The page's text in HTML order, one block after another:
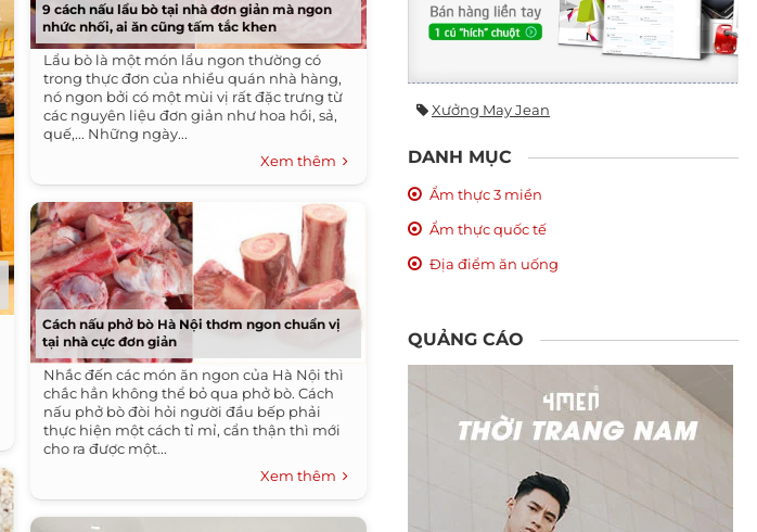
9 cách nấu lẩu bò tại nhà đơn giản mà ngon
nhức nhối, ai ăn cũng tấm tắc khen
Lẩu bò là một món lẩu ngon thường có
trong thực đơn của nhiều quán nhà hàng,
nó ngon bởi có một mùi vị rất đặc trưng từ
các nguyên liệu đơn giản như hoa hồi, sả,
quế,... Những ngày...
Xem thêm
Cách nấu phở bò Hà Nội thơm ngon chuẩn vị
tại nhà cực đơn giản
Nhắc đến các món ăn ngon của Hà Nội thì
chắc hẳn không thể bỏ qua phở bò. Cách
nấu phở bò đòi hỏi người đầu bếp phải
thực hiện một cách tỉ mỉ, cẩn thận thì mới
cho ra được một...
Xem thêm
Xưởng May Jean
DANH MỤC
Ẩm thực 3 miền
Ẩm thực quốc tế
Địa điểm ăn uống
QUẢNG CÁO